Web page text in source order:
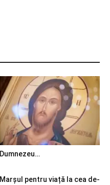
Dumnezeu…
Marșul pentru viață la cea de-